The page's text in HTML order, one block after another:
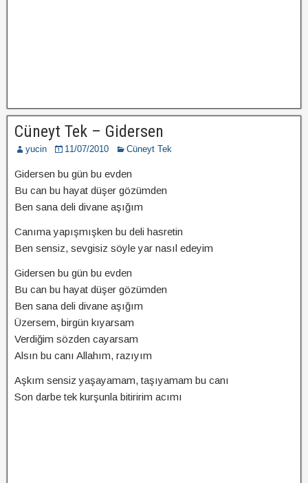
Cüneyt Tek – Gidersen
yucin 11/07/2010 Cüneyt Tek
Gidersen bu gün bu evden
Bu can bu hayat düşer gözümden
Ben sana deli divane aşığım
Canıma yapışmışken bu deli hasretin
Ben sensiz, sevgisiz söyle yar nasıl edeyim
Gidersen bu gün bu evden
Bu can bu hayat düşer gözümden
Ben sana deli divane aşığım
Üzersem, birgün kıyarsam
Verdiğim sözden cayarsam
Alsın bu canı Allahım, razıyım
Aşkım sensiz yaşayamam, taşıyamam bu canı
Son darbe tek kurşunla bitiririm acımı